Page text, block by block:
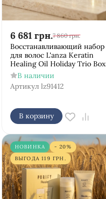
6 681 грн.7 860 грн.
Восстанавливающий набор
для волос L'anza Keratin
Healing Oil Holiday Trio Box
В наличии
Артикул lz91412
В корзину
НОВИНКА
- 20%
ВЫГОДА119 ГРН.